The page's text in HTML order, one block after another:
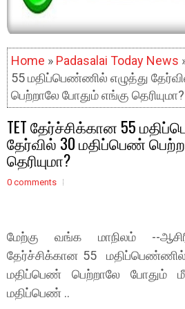
Home » Padasalai Today News
55 மதிப்பெண்ணில் எழுத்து
பெற்றாலே போதும் எங்கு தெரியுமா?
TET தேர்ச்சிக்கான 55
தேர்வில் 30 மதிப்பெண்
தெரியுமா?
0 comments
மேற்கு வங்க மாநிலம் --
தேர்ச்சிக்கான 55
மதிப்பெண் பெற்றாலே போதும்
மதிப்பெண் ..